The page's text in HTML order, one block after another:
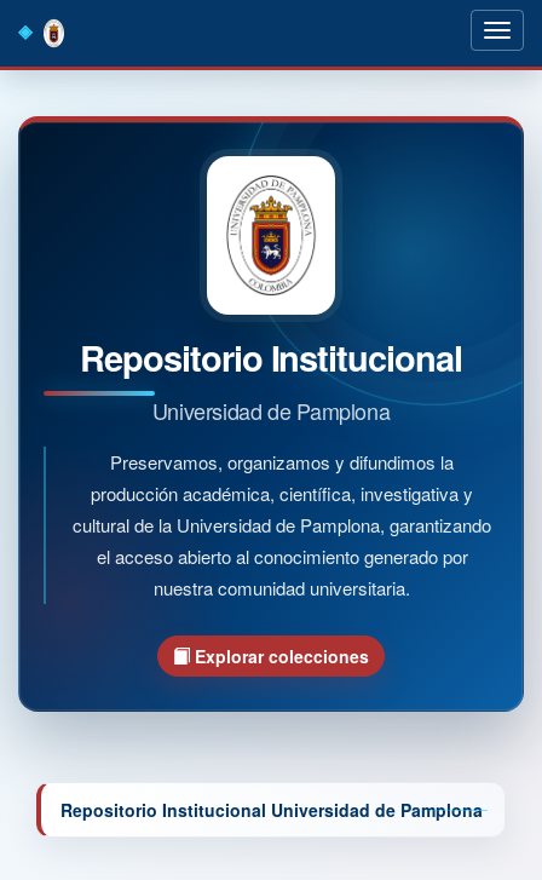
navigation
Repositorio Institucional
Universidad de Pamplona
Preservamos, organizamos y difundimos la
producción académica, científica, investigativa y
cultural de la Universidad de Pamplona, garantizando
el acceso abierto al conocimiento generado por
nuestra comunidad universitaria.
Explorar colecciones
Repositorio Institucional Universidad de Pamplona